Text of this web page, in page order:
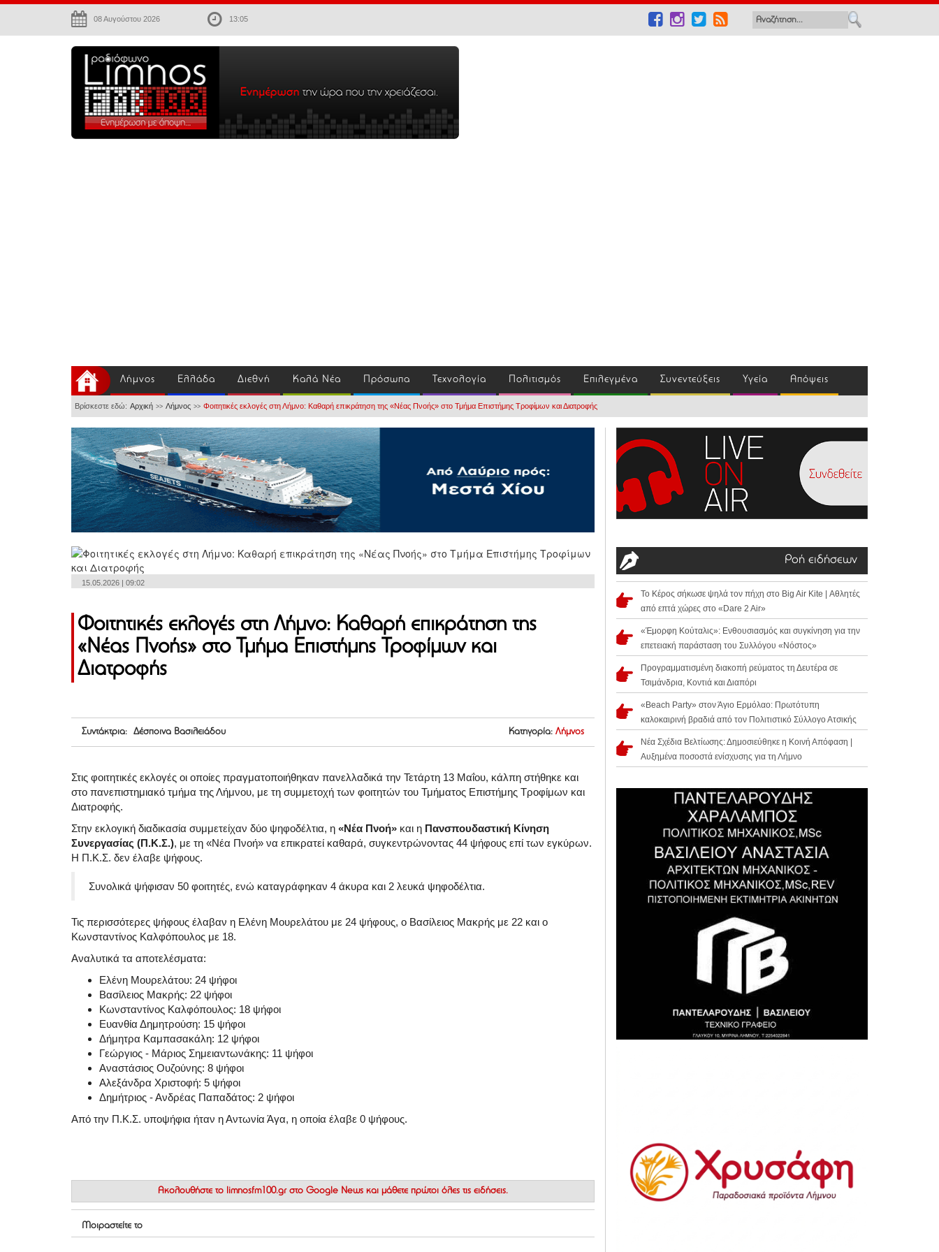
08 Αυγούστου 2026 13:05
Λήμνος Ελλάδα Διεθνή Καλά Νέα Πρόσωπα Τεχνολογία Πολιτισμός Επιλεγμένα Συνεντεύξεις Υγεία Απόψεις
Βρίσκεστε εδώ: Αρχική >> Λήμνος >> Φοιτητικές εκλογές στη Λήμνο: Καθαρή επικράτηση της «Νέας Πνοής» στο Τμήμα Επιστήμης Τροφίμων και Διατροφής
15.05.2026 | 09:02
Φοιτητικές εκλογές στη Λήμνο: Καθαρή επικράτηση της
«Νέας Πνοής» στο Τμήμα Επιστήμης Τροφίμων και
Διατροφής
Συντάκτρια: Δέσποινα Βασιλειάδου Κατηγορία: Λήμνος
Στις φοιτητικές εκλογές οι οποίες πραγματοποιήθηκαν πανελλαδικά την Τετάρτη 13 Μαΐου, κάλπη στήθηκε και
στο πανεπιστημιακό τμήμα της Λήμνου, με τη συμμετοχή των φοιτητών του Τμήματος Επιστήμης Τροφίμων και
Διατροφής.
Στην εκλογική διαδικασία συμμετείχαν δύο ψηφοδέλτια, η «Νέα Πνοή» και η Πανσπουδαστική Κίνηση
Συνεργασίας (Π.Κ.Σ.), με τη «Νέα Πνοή» να επικρατεί καθαρά, συγκεντρώνοντας 44 ψήφους επί των εγκύρων.
Η Π.Κ.Σ. δεν έλαβε ψήφους.
Συνολικά ψήφισαν 50 φοιτητές, ενώ καταγράφηκαν 4 άκυρα και 2 λευκά ψηφοδέλτια.
Τις περισσότερες ψήφους έλαβαν η Ελένη Μουρελάτου με 24 ψήφους, ο Βασίλειος Μακρής με 22 και ο
Κωνσταντίνος Καλφόπουλος με 18.
Αναλυτικά τα αποτελέσματα:
Ελένη Μουρελάτου: 24 ψήφοι
Βασίλειος Μακρής: 22 ψήφοι
Κωνσταντίνος Καλφόπουλος: 18 ψήφοι
Ευανθία Δημητρούση: 15 ψήφοι
Δήμητρα Καμπασακάλη: 12 ψήφοι
Γεώργιος - Μάριος Σημειαντωνάκης: 11 ψήφοι
Αναστάσιος Ουζούνης: 8 ψήφοι
Αλεξάνδρα Χριστοφή: 5 ψήφοι
Δημήτριος - Ανδρέας Παπαδάτος: 2 ψήφοι
Από την Π.Κ.Σ. υποψήφια ήταν η Αντωνία Άγα, η οποία έλαβε 0 ψήφους.
Ακολουθήστε το limnosfm100.gr στο Google News και μάθετε πρώτοι όλες τις ειδήσεις.
Μοιραστείτε το
Ροή ειδήσεων
Το Κέρος σήκωσε ψηλά τον πήχη στο Big Air Kite | Αθλητές
από επτά χώρες στο «Dare 2 Air»
«Έμορφη Κούταλις»: Ενθουσιασμός και συγκίνηση για την
επετειακή παράσταση του Συλλόγου «Νόστος»
Προγραμματισμένη διακοπή ρεύματος τη Δευτέρα σε
Τσιμάνδρια, Κοντιά και Διαπόρι
«Beach Party» στον Άγιο Ερμόλαο: Πρωτότυπη
καλοκαιρινή βραδιά από τον Πολιτιστικό Σύλλογο Ατσικής
Νέα Σχέδια Βελτίωσης: Δημοσιεύθηκε η Κοινή Απόφαση |
Αυξημένα ποσοστά ενίσχυσης για τη Λήμνο